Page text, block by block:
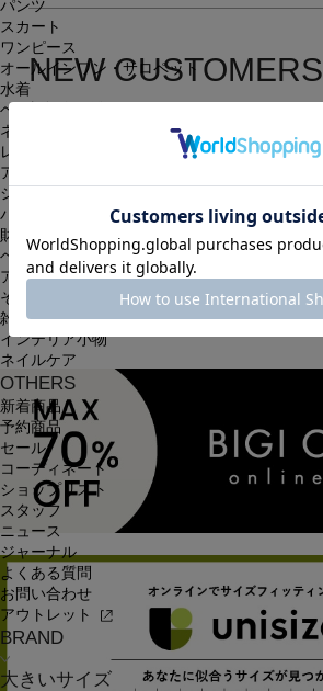
パンツ
スカート
ワンピース
オールインワン・サロペット
水着
ヘッドウェア
ネックウェア
レッグウェア
アンダーウェア
シューズ
バッグ
財布
ベルト
アクセサリ
その他
雑貨小物
インテリア小物
ネイルケア
OTHERS
新着商品
予約商品
セール
コーディネート
ショップリスト
スタッフ
ニュース
ジャーナル
よくある質問
お問い合わせ
アウトレット
BRAND
大きいサイズ
NEW CUSTOMERS
会員限定のお得な最新情報もございます。
会員登録する